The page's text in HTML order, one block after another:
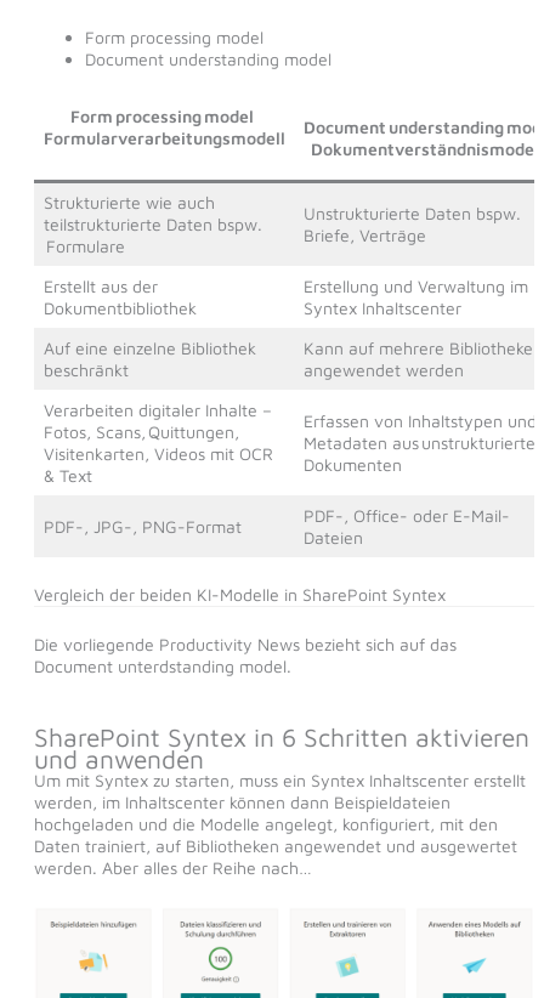
Form processing model
Document understanding model
Form processing model​
Formularverarbeitungsmodell​
Document understanding
Dokumentverständnismodell
Strukturierte wie auch
teilstrukturierte Daten bspw.
Formulare​
Unstrukturierte Daten bspw.
Briefe, Verträge​
Erstellt aus der
Dokumentbibliothek​
Erstellung und Verwaltung im
Syntex Inhaltscenter​
Auf eine einzelne Bibliothek
beschränkt​
Kann auf mehrere Bibliotheken
angewendet werden​
Verarbeiten digitaler Inhalte –
Fotos, Scans, Quittungen,
Visitenkarten, Videos mit OCR
& Text​
Erfassen von Inhaltstypen und
Metadaten aus unstrukturierten
Dokumenten​
PDF-, JPG-, PNG-Format​
PDF-, Office- oder E-Mail-
Dateien​
Vergleich der beiden KI-Modelle in SharePoint Syntex
Die vorliegende Productivity News bezieht sich auf das
Document unterdstanding model.
SharePoint Syntex in 6 Schritten aktivieren
und anwenden
Um mit Syntex zu starten, muss ein Syntex Inhaltscenter erstellt
werden, im Inhaltscenter können dann Beispieldateien
hochgeladen und die Modelle angelegt, konfiguriert, mit den
Daten trainiert, auf Bibliotheken angewendet und ausgewertet
werden. Aber alles der Reihe nach…